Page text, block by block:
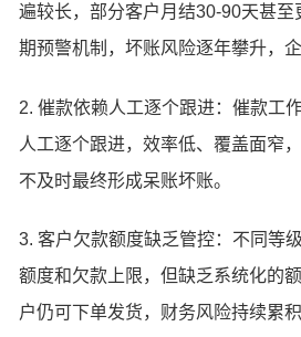
遍较长，部分客户月结30-90天甚至
期预警机制，坏账风险逐年攀升，
2. 催款依赖人工逐个跟进：催款工
人工逐个跟进，效率低、覆盖面窄
不及时最终形成呆账坏账。
3. 客户欠款额度缺乏管控：不同等
额度和欠款上限，但缺乏系统化的
户仍可下单发货，财务风险持续累积